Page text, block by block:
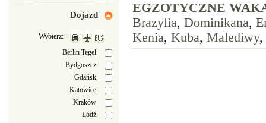
Dojazd
Wybierz:
Berlin Tegel
Bydgoszcz
Gdańsk
Katowice
Kraków
Łódź
EGZOTYCZNE
Brazylia, Dominikana,
Kenia, Kuba, Malediwy,